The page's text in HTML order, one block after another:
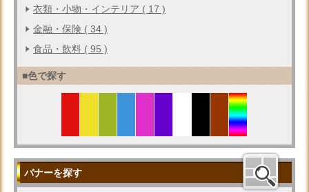
衣類・小物・インテリア ( 17 )
金融・保険 ( 34 )
食品・飲料 ( 95 )
■色で探す
バナーを探す